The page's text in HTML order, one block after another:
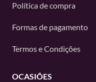
Política de compra
Formas de pagamento
Termos e Condições
OCASIÕES